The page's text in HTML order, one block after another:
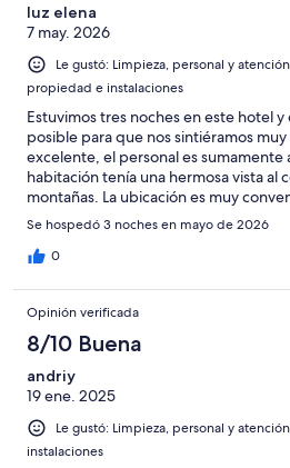
luz elena
7 may. 2026
Le gustó: Limpieza, personal y
propiedad e instalaciones
Estuvimos tres noches en este hotel
posible para que nos sintiéramos
excelente, el personal es sumamente
habitación tenía una hermosa vista al
montañas. La ubicación es muy
realmente encantador.
Se hospedó 3 noches en mayo de 2026
0
Opinión verificada
8/10 Buena
andriy
19 ene. 2025
Le gustó: Limpieza, personal y
instalaciones